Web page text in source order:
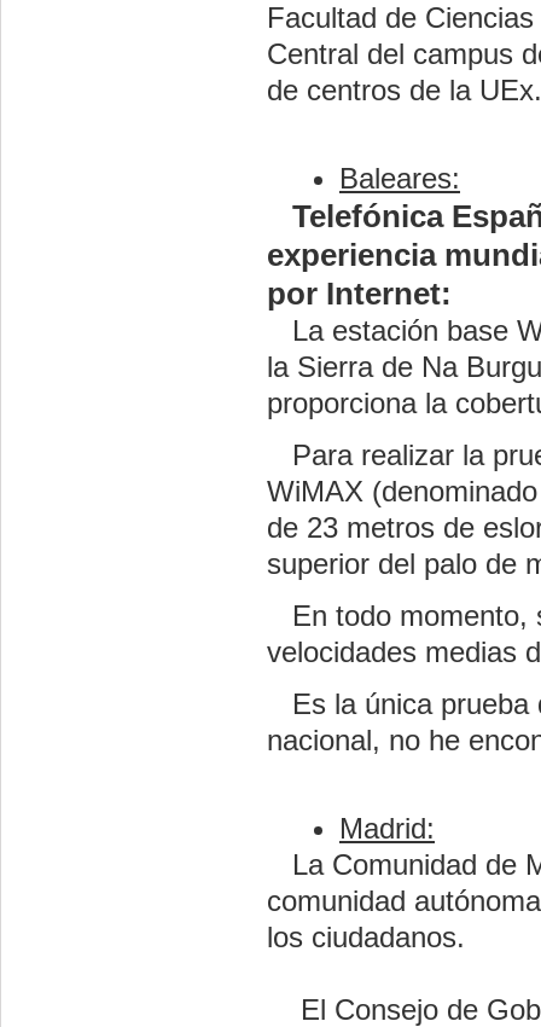
Facultad de
Central del campus
de centros de la UEx.
Baleares:
Telefónica
experiencia
por Internet:
La estación base
la Sierra de Na
proporciona la
Para realizar la
WiMAX
de 23 metros de
superior del palo de
En todo momento,
velocidades medias
Es la única prueba
nacional, no he
Madrid:
La Comunidad de
comunidad
los ciudadanos.
El Consejo de